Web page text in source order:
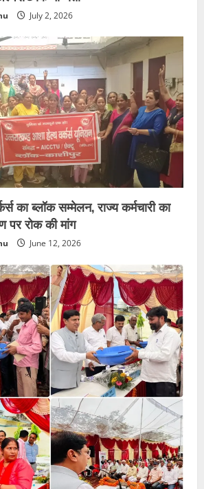
July 2, 2026
का ब्लॉक सम्मेलन, राज्य कर्मचारी का
पर रोक की मांग
June 12, 2026